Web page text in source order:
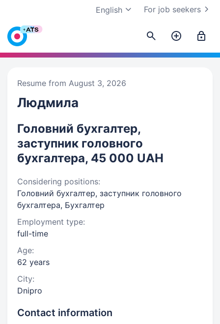
For job seekers
English
Resume from August 3, 2026
Людмила
Головний бухгалтер,
заступник головного
бухгалтера, 45 000 UAH
Considering positions:
Головний бухгалтер, заступник головного
бухгалтера, Бухгалтер
Employment type:
full-time
Age:
62 years
City:
Dnipro
Contact information